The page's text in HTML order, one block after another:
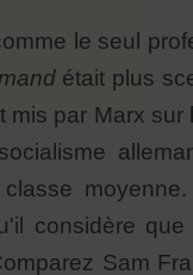
le seul
était plus
par Marx sur
considère
Sam